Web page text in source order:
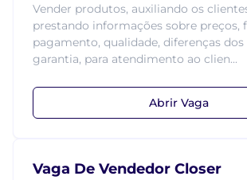
Vender produtos, auxiliando os
prestando informações sobre preços,
pagamento, qualidade, diferenças
garantia, para atendimento ao clien...
Abrir Vaga
Vaga De Vendedor Closer